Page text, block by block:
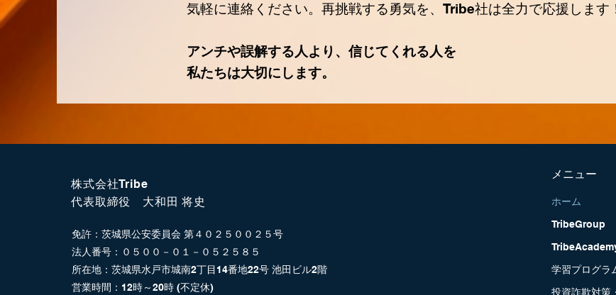
気軽に連絡ください。 再挑戦する勇気を、Tribe社は全力で応援します
アンチや誤解する人より、信じてくれる人を
​私たちは大切にします。
株式会社Tribe
​代表取締役 大和田 将史
​免許：茨城県公安委員会 第４０２５００２５号
法人番号：０５００－０１－０５２５８５
所在地：茨城県水戸市城南2丁目14番地22号 池田ビル​2階
営業時間：12時～20時​ (不定休)
メニュー
ホーム
TribeGroup
学習プログラ
投資詐欺対策